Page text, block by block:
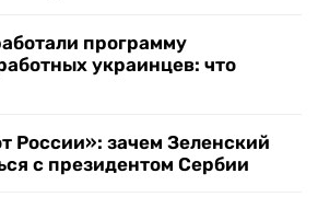
программу
украинцев: что
России»: зачем Зеленский
с президентом Сербии